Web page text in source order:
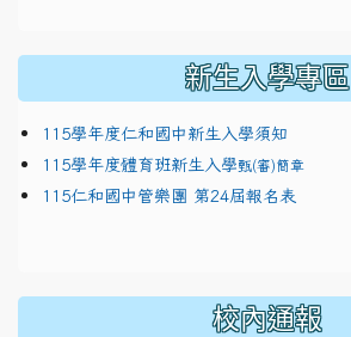
新生入學專區
115學年度仁和國中新生入學須知
115學年度體育班新生入學甄(審)簡章
115仁和國中管樂團 第24屆報名表
校內通報